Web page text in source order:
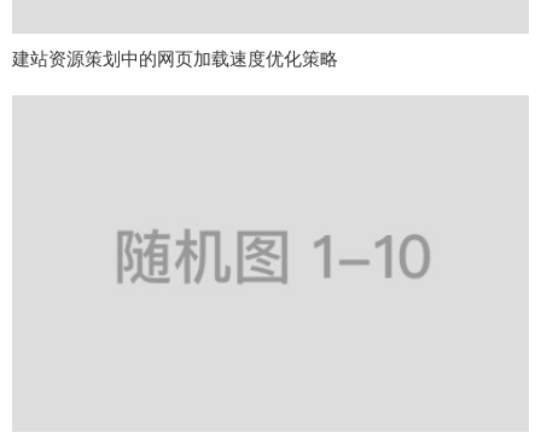
建站资源策划中的网页加载速度优化策略